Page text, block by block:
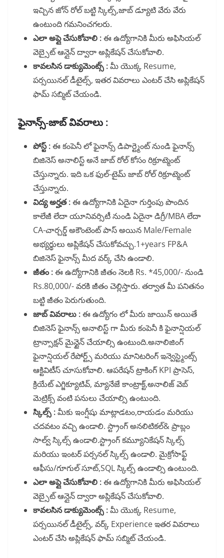
ఇచ్చిన జోన్ రోల్ బట్టి స్కిల్స్,జాబ్ డ్యూటి వేరు వేరు
ఉంటుంది గమనించగలరు.
ఎలా అప్లై చేసుకోవాలి :ఈ ఉద్యోగానికి మీరు అఫిసియల్
వెబ్సైట్ ఆన్లైన్ ద్వారా అప్లికేషన్ చేసుకోవాలి.
కావలసిన డాక్యుమెంట్స్ :మీ యొక్క Resume,
పర్సయినల్ డీటైల్స్, ఇతర వివరాలు ఎంటర్ చేసి అప్లికేషన్
ఫామ్ సబ్మిట్ చేయండి.
ఫైనాన్స్-జాబ్ వివరాలు :
పోస్ట్ :ఈ కంపెనీ లో ఫైనాన్స్ డిపార్ట్మెంట్ నుండి ఫైనాన్స్
బిజినెస్ అనాలిస్ట్ అనే జాబ్ రోల్ కోసం రిక్రూట్మెంట్
చేస్తున్నారు. ఇది ఒక ఫుల్-టైమ్ జాబ్ రోల్ రిక్రూట్మెంట్
చేస్తున్నారు.
విద్య అర్హత :ఈ ఉద్యోగానికి ఏదైనా గుర్తింపు పొందిన
కాలేజీ లేదా యూనివర్సిటీ నుండి ఏదైనా డిగ్రీ/MBA లేదా
CA-చార్చర్డ్ అకౌంటెంట్ పాస్ అయిన Male/Female
అభ్యర్థులు అప్లికేషన్ చేసుకోవచ్చు.1+years FP&A
బిజినెస్ ఫైనాన్స్ మీద వర్క్ చేసి ఉండాలి.
జీతం :ఈ ఉద్యోగానికి జీతం నెలకి Rs. *45,000/- నుండి
Rs.80,000/- వరకి జీతం చెల్లిస్తారు. తర్వాత మీ పనితనం
బట్టి జీతం పెరుగుతుంది.
జాబ్ వివరాలు :ఈ ఉద్యోగం లో మీరు జాయిన్ అయితే
బిజినెస్ ఫైనాన్స్ అనాలిస్ట్ గా మీరు కంపెనీ కి ఫైనాన్షియల్
ట్రాన్సాక్షన్ మైన్టైన్ చేయాల్సి ఉంటుంది.అనాలిజింగ్
ఫైనాన్షియల్ రేపోర్ట్స్ మరియు మానిటరింగ్ ఇన్వెస్ట్మెంట్స్
ఆక్టివిటీస్ చూసుకోవాలి. ఆపరేషన్ ట్రాకింగ్ KPI ప్రాసెస్,
క్రియేట్ ఎగ్జిక్యూటివ్, మ్యానేజే కాంట్రాక్ట్,అనాలిజ్ వెబ్
మెట్రిక్స్ వంటి పనులు చేయాల్సి ఉంటుంది.
స్కిల్స్ :మీకు ఇంగ్షీషు మాట్లాడటం,రాయడం మరియు
చదవటం వచ్చి ఉండాలి. స్ట్రాంగ్ అనలిటికల్& ప్రాబ్లం
సాల్వ్ స్కిల్స్ ఉండాలి.స్ట్రాంగ్ కమ్యూనికేషన్ స్కిల్స్
మరియు ఇంటర్ పర్సనల్ స్కిల్స్ ఉండాలి. మైక్రోసాఫ్ట్
ఆఫీసు/గూగుల్ సూట్,SQL స్కిల్స్ ఉండాల్సి ఉంటుంది.
ఎలా అప్లై చేసుకోవాలి :ఈ ఉద్యోగానికి మీరు అఫిసియల్
వెబ్సైట్ ఆన్లైన్ ద్వారా అప్లికేషన్ చేసుకోవాలి.
కావలసిన డాక్యుమెంట్స్ :మీ యొక్క Resume,
పర్సయినల్ డీటైల్స్, వర్క్ Experience ఇతర వివరాలు
ఎంటర్ చేసి అప్లికేషన్ ఫామ్ సబ్మిట్ చేయండి.